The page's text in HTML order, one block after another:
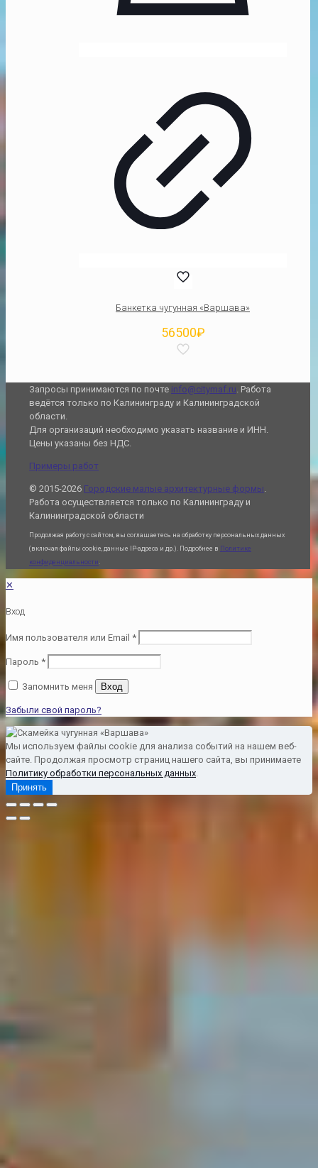
Банкетка чугунная «Варшава»
56500₽
Запросы принимаются по почте info@citymaf.ru. Работа
ведётся только по Калининграду и Калининградской
области.
Для организаций необходимо указать название и ИНН.
Цены указаны без НДС.
Примеры работ
© 2015-2026 Городские малые архитектурные формы.
Работа осуществляется только по Калининграду и
Калининградской области
Продолжая работу с сайтом, вы соглашаетесь на обработку персональных данных
(включая файлы cookie, данные IP-адреса и др.). Подробнее в Политике
конфиденциальности .
✕
Вход
Имя пользователя или Email *
Пароль *
Запомнить меня Вход
Забыли свой пароль?
Мы используем файлы cookie для анализа событий на нашем веб-
сайте. Продолжая просмотр страниц нашего сайта, вы принимаете
Политику обработки персональных данных
Принять